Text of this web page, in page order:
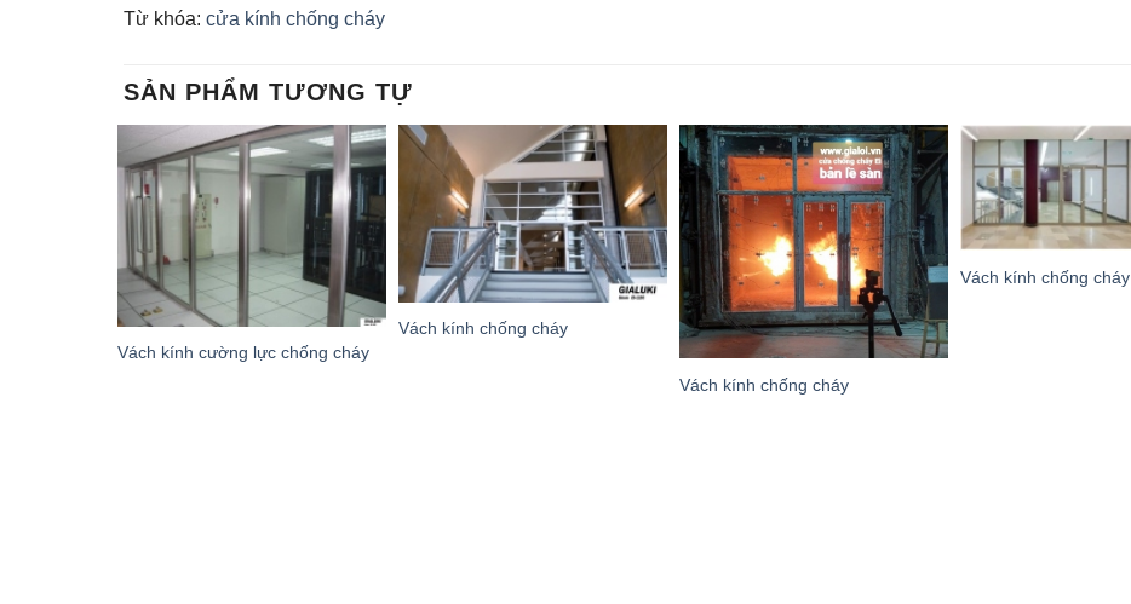
Từ khóa: cửa kính chống cháy
SẢN PHẨM TƯƠNG TỰ
Vách kính cường lực chống cháy
Vách kính chống cháy
Vách kính chống cháy
Vách kính chống cháy